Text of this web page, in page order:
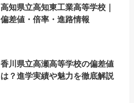
高知県立高知東工業高等学校｜
偏差値・倍率・進路情報
香川県立高瀬高等学校の偏差値
は？進学実績や魅力を徹底解説